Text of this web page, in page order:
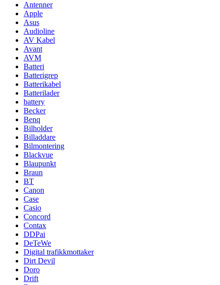
Antenner
Apple
Asus
Audioline
AV Kabel
Avant
AVM
Batteri
Batterigrep
Batterikabel
Batterilader
battery
Becker
Benq
Bilholder
Billaddare
Bilmontering
Blackvue
Blaupunkt
Braun
BT
Canon
Case
Casio
Concord
Contax
DDPai
DeTeWe
Digital trafikkmottaker
Dirt Devil
Doro
Drift